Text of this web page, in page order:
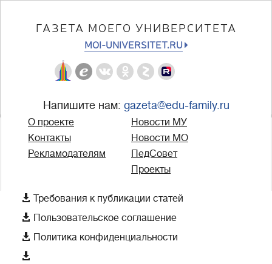
ГАЗЕТА МОЕГО УНИВЕРСИТЕТА
MOI-UNIVERSITET.RU
Напишите нам: gazeta@edu-family.ru
О проекте
Контакты
Рекламодателям
Новости МУ
Новости МО
ПедСовет
Проекты
 Требования к публикации статей
 Пользовательское соглашение
 Политика конфиденциальности
